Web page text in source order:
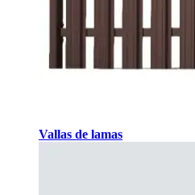
Vallas de lamas